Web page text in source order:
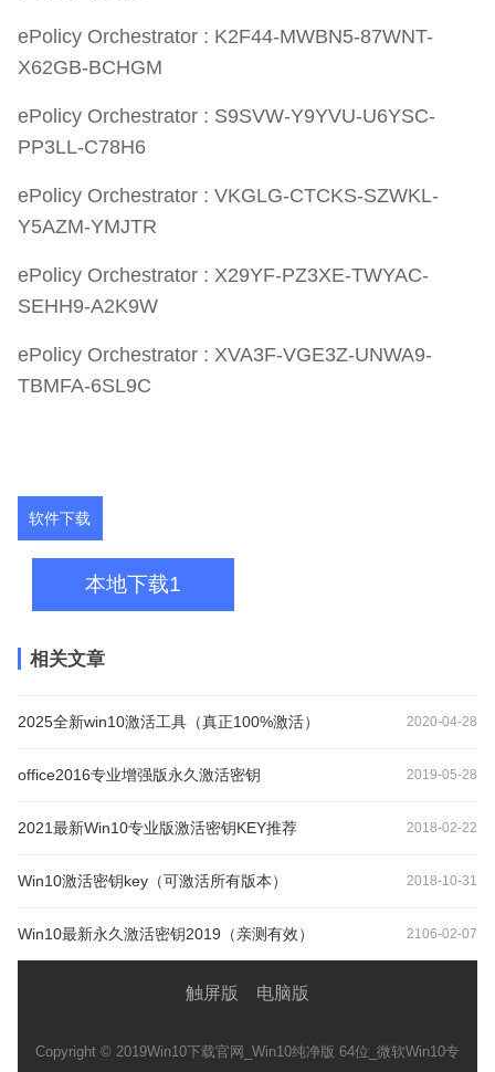
ePolicy Orchestrator : K2F44-MWBN5-87WNT-
X62GB-BCHGM
ePolicy Orchestrator : S9SVW-Y9YVU-U6YSC-
PP3LL-C78H6
ePolicy Orchestrator : VKGLG-CTCKS-SZWKL-
Y5AZM-YMJTR
ePolicy Orchestrator : X29YF-PZ3XE-TWYAC-
SEHH9-A2K9W
ePolicy Orchestrator : XVA3F-VGE3Z-UNWA9-
TBMFA-6SL9C
软件下载
本地下载1
相关文章
2025全新win10激活工具（真正100%激活） 2020-04-28
office2016专业增强版永久激活密钥 2019-05-28
2021最新Win10专业版激活密钥KEY推荐 2018-02-22
Win10激活密钥key（可激活所有版本） 2018-10-31
Win10最新永久激活密钥2019（亲测有效） 2106-02-07
触屏版 电脑版
Copyright © 2019Win10下载官网_Win10纯净版 64位_微软Win10专